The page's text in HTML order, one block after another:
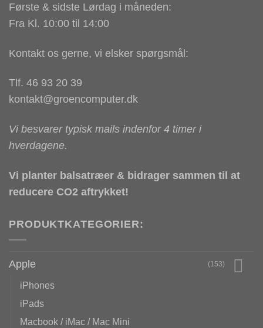
Første & sidste Lørdag i måneden:
Fra Kl. 10:00 til 14:00
Kontakt os gerne, vi elsker spørgsmål:
Tlf. 46 93 20 39
kontakt@groencomputer.dk
Vi besvarer typisk mails indenfor 4 timer i
hverdagene.
Vi planter balsatræer & bidrager sammen til at
reducere CO2 aftrykket!
PRODUKTKATEGORIER:
Apple (153)
iPhones
iPads
Macbook / iMac / Mac Mini